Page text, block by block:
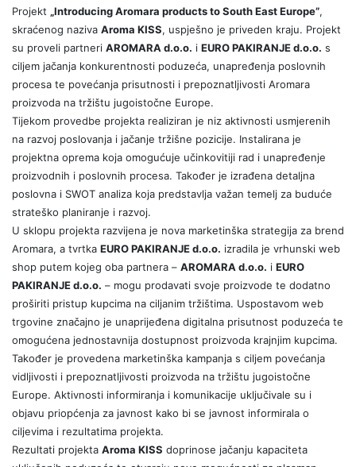
Projekt „Introducing Aromara products to South East Europe”,
skraćenog naziva Aroma KISS, uspješno je priveden kraju. Projekt
su proveli partneri AROMARA d.o.o. i EURO PAKIRANJE d.o.o. s
ciljem jačanja konkurentnosti poduzeća, unapređenja poslovnih
procesa te povećanja prisutnosti i prepoznatljivosti Aromara
proizvoda na tržištu jugoistočne Europe.
Tijekom provedbe projekta realiziran je niz aktivnosti usmjerenih
na razvoj poslovanja i jačanje tržišne pozicije. Instalirana je
projektna oprema koja omogućuje učinkovitiji rad i unapređenje
proizvodnih i poslovnih procesa. Također je izrađena detaljna
poslovna i SWOT analiza koja predstavlja važan temelj za buduće
strateško planiranje i razvoj.
U sklopu projekta razvijena je nova marketinška strategija za brend
Aromara, a tvrtka EURO PAKIRANJE d.o.o. izradila je vrhunski web
shop putem kojeg oba partnera – AROMARA d.o.o. i EURO
PAKIRANJE d.o.o. – mogu prodavati svoje proizvode te dodatno
proširiti pristup kupcima na ciljanim tržištima. Uspostavom web
trgovine značajno je unaprijeđena digitalna prisutnost poduzeća te
omogućena jednostavnija dostupnost proizvoda krajnjim kupcima.
Također je provedena marketinška kampanja s ciljem povećanja
vidljivosti i prepoznatljivosti proizvoda na tržištu jugoistočne
Europe. Aktivnosti informiranja i komunikacije uključivale su i
objavu priopćenja za javnost kako bi se javnost informirala o
ciljevima i rezultatima projekta.
Rezultati projekta Aroma KISS doprinose jačanju kapaciteta